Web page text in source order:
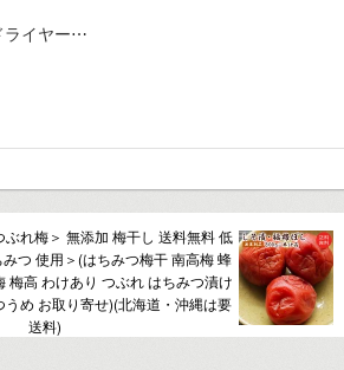
ライヤー⋯
れ梅＞ 無添加 梅干し 送料無料 低
つ 使用＞(はちみつ梅干 南高梅 蜂
梅高 わけあり つぶれ はちみつ漬け
め お取り寄せ)(北海道・沖縄は要
送料)